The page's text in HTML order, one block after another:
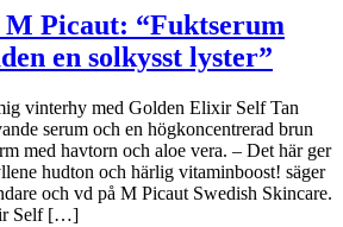
Picaut: “Fuktserum
en solkysst lyster”
vinterhy med Golden Elixir Self Tan
serum och en högkoncentrerad brun
med havtorn och aloe vera. – Det här ger
hudton och härlig vitaminboost! säger
och vd på M Picaut Swedish Skincare.
Self […]